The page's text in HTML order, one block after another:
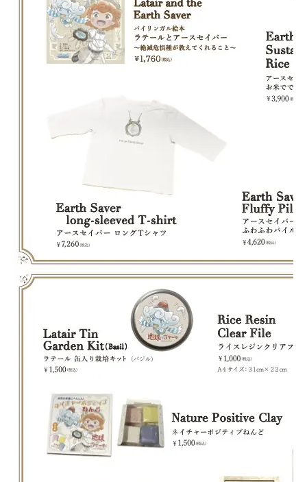
Events
Journal